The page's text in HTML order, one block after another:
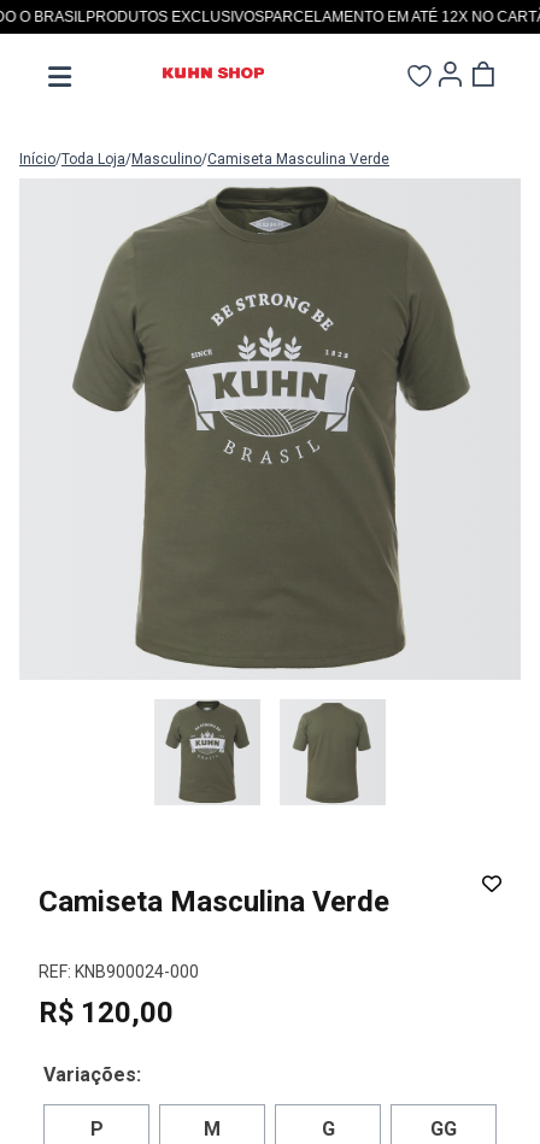
BRASILPRODUTOS EXCLUSIVOSPARCELAMENTO EM ATÉ 12X NO CARTÃO
Início/Toda Loja/Masculino/Camiseta Masculina Verde
Camiseta Masculina Verde
REF: KNB900024-000
R$ 120,00
Variações:
P M G GG